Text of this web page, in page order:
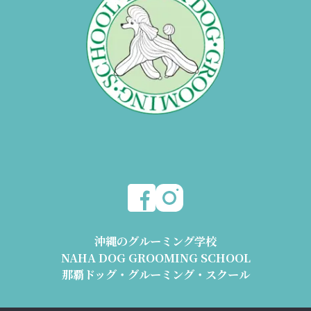
沖縄のグルーミング学校
NAHA DOG GROOMING SCHOOL
那覇ドッグ・グルーミング・スクール